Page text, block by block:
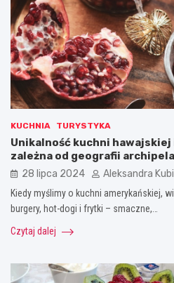
KUCHNIA TURYSTYKA
Unikalność kuchni
zależna od geografii
28 lipca 2024 Aleksandra
Kiedy myślimy o kuchni amerykańskiej,
burgery, hot-dogi i frytki – smaczne,…
Czytaj dalej